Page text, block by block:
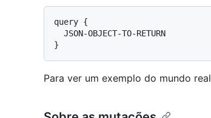
query {
  JSON-OBJECT-TO-RETURN
}
Para ver um exemplo do mundo